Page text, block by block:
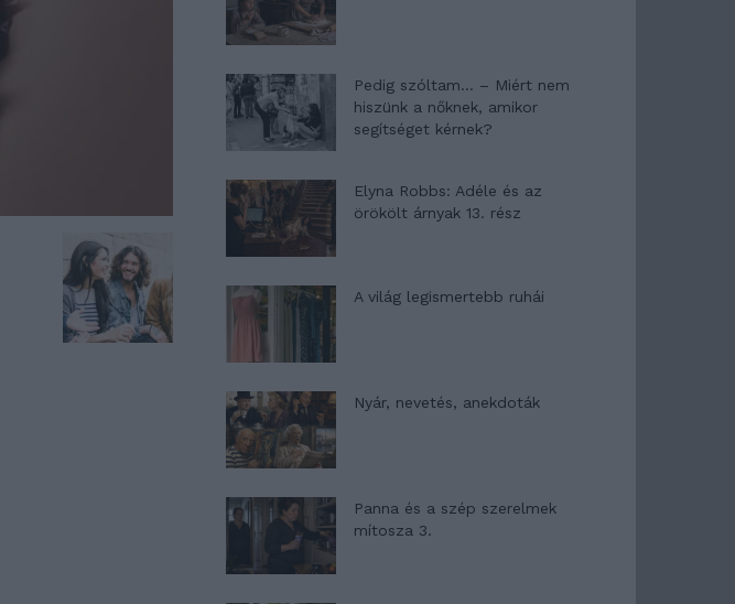
Pedig szóltam… – Miért nem
hiszünk a nőknek, amikor
segítséget kérnek?
Elyna Robbs: Adéle és az
örökölt árnyak 13. rész
A világ legismertebb ruhái
Nyár, nevetés, anekdoták
Panna és a szép szerelmek
mítosza 3.